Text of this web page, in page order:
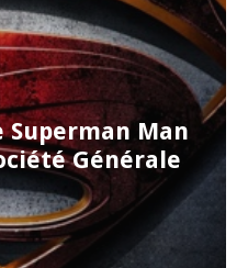
Superman Man
Générale